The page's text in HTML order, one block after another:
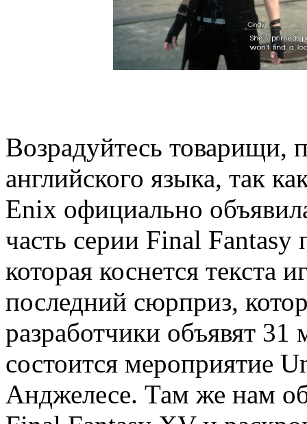
Возрадуйтесь товарищи,
английского языка, так
Enix официально
часть серии Final
которая коснется текста
последний сюрприз,
разработчики объявят 31
состоится мероприятие
Анджелесе. Там же нам